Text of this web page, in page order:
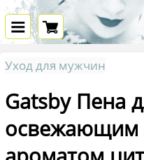
Уход для мужчин
Gatsby Пена
освежающим